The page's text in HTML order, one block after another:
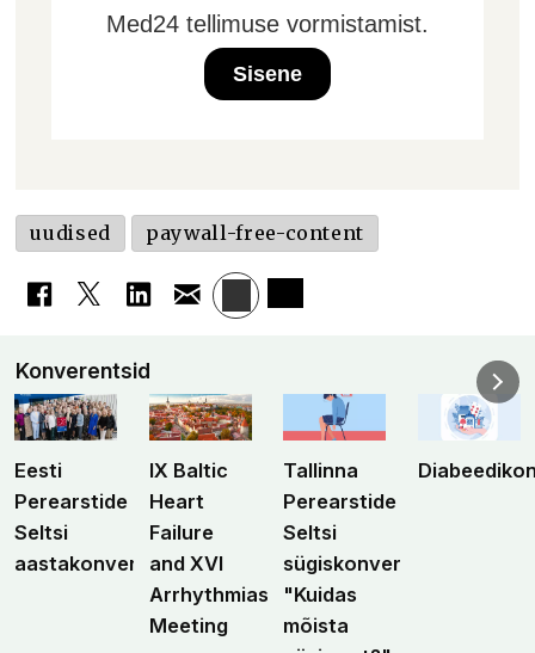
Med24 tellimuse vormistamist.
Sisene
uudised paywall-free-content
Konverentsid
Eesti
Perearstide
Seltsi
aastakonverents
IX Baltic
Heart
Failure
and XVI
Arrhythmias
Meeting
Tallinna
Perearstide
Seltsi
sügiskonverents
"Kuidas
mõista